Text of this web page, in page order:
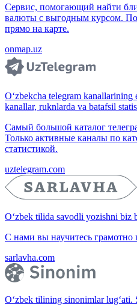
Сервис, помогающий найти
валюты с выгодным курсом.
прямо на карте.
onmap.uz
O‘zbekcha telegram
kanallar, ruknlarda va batafsil
Самый большой каталог
Только активные каналы по
статистикой.
uztelegram.com
O‘zbek tilida savodli yozishni biz
С нами вы научитесь грамотно
sarlavha.com
O‘zbek tilining sinonimlar lug‘ati.